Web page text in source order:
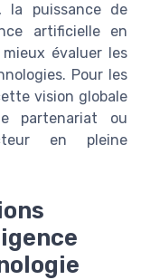
la puissance de
artificielle en
évaluer les
Pour les
vision globale
partenariat ou
en pleine